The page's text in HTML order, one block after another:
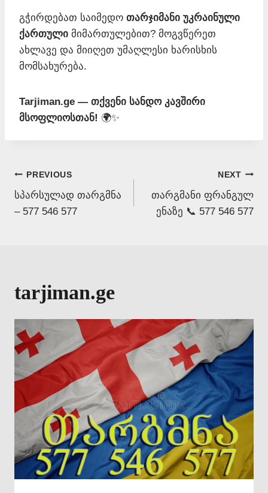
გჭირდებათ საიმედო თარჯიმანი უკრაინული
ქართული მიმართულებით? მოგვწერეთ
ახლავე და მიიღეთ უმაღლესი ხარისხის
მომსახურება.
Tarjiman.ge — თქვენი სანდო კავშირი
მსოფლიოსთან! 🌍✨
Post
navigation
PREVIOUS
სპარსულად თარგმნა
– 577 546 577
NEXT
თარგმანი ფრანგულ
ენაზე 📞 577 546 577
tarjiman.ge